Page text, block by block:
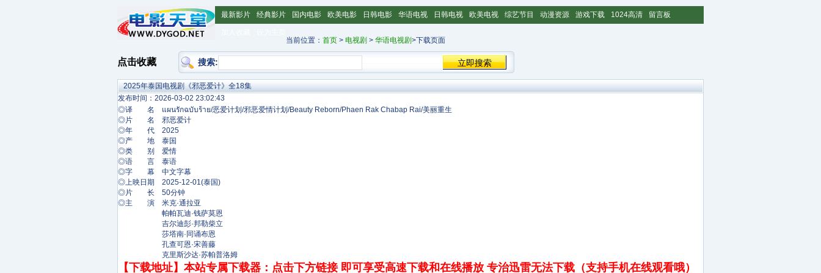
最新影片 经典影片 国内电影 欧美电影 日韩电影 华语电视 日韩电视 欧美电视 综艺节目 动漫资源 游戏下载 1024高清 留言板
当前位置： 首页 > 电视剧 > 华语电视剧>下载页面
点击收藏 搜索:
2025年泰国电视剧《邪恶爱计》全18集
发布时间：2026-03-02 23:02:43
◎译 名 แผนรักฉบับร้าย/恶爱计划/邪恶爱情计划/Beauty Reborn/Phaen Rak Chabap Rai/美丽重生
◎片 名 邪恶爱计
◎年 代 2025
◎产 地 泰国
◎类 别 爱情
◎语 言 泰语
◎字 幕 中文字幕
◎上映日期 2025-12-01(泰国)
◎片 长 50分钟
◎主 演 米克·通拉亚
帕帕瓦迪·钱萨莫恩
吉尔迪彭·邦勒柴立
莎塔南·同诵布恩
孔查可恩·宋善藤
克里斯沙达·苏帕普洛姆
【下载地址】本站专属下载器：点击下方链接 即可享受高速下载和在线播放 专治迅雷无法下载（支持手机在线观看哦）